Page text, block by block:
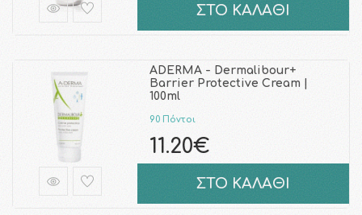
ΣΤΟ ΚΑΛΑΘΙ
ADERMA - Dermalibour+
Barrier Protective Cream |
100ml
90 Πόντοι
11.20€
ΣΤΟ ΚΑΛΑΘΙ